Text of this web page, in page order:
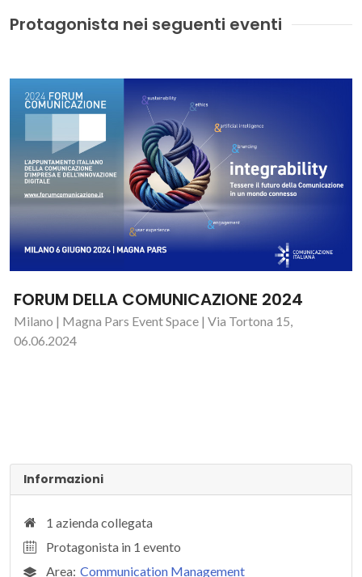
Protagonista nei seguenti eventi
FORUM DELLA COMUNICAZIONE 2024
Milano | Magna Pars Event Space | Via Tortona 15,
06.06.2024
Informazioni
1 azienda collegata
Protagonista in 1 evento
Area: Communication Management